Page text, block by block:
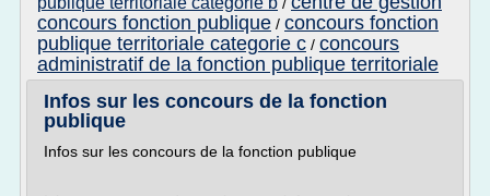
concours fonction publique / concours fonction
publique territoriale categorie c / concours
administratif de la fonction publique territoriale
Infos sur les concours de la fonction
publique
Infos sur les concours de la fonction publique